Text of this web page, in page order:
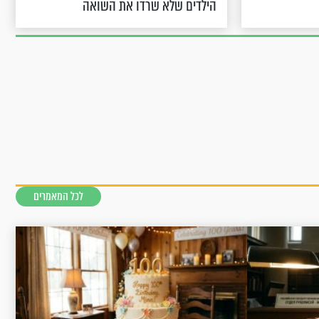
הילדים שלא שרדו את השואה
לכל המאמרים